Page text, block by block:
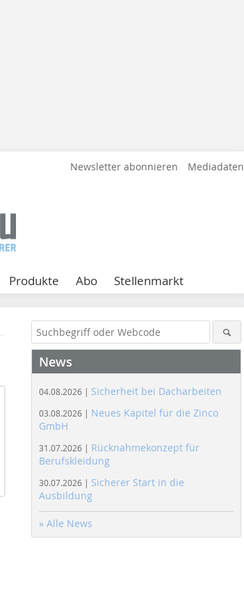
Newsletter abonnieren Mediadaten
Produkte Abo Stellenmarkt
News
04.08.2026 | Sicherheit bei Dacharbeiten
03.08.2026 | Neues Kapitel für die Zinco
GmbH
31.07.2026 | Rücknahmekonzept für
Berufskleidung
30.07.2026 | Sicherer Start in die
Ausbildung
» Alle News